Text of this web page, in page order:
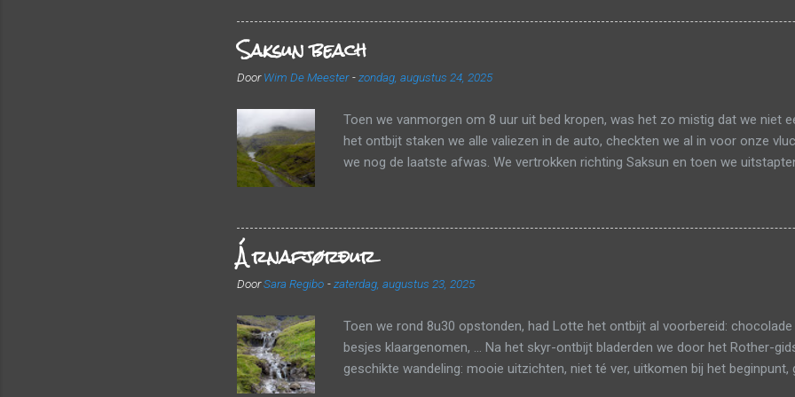
luchthaven bestaat uit één enkele terminal en er was één rij om aan te
valiezen waren verlost, gingen we nog magneten en een breiboek kopen en
vlot door de veiligheidscontrole. Het zicht was gelukkig goed genoeg om op
vertrekken. Nu ja, we hadden wel meer dan tijd genoeg in Parijs om de TGV te
Saksun beach
DoorWim De Meester -zondag, augustus 24, 2025
Toen we vanmorgen om 8 uur uit bed kropen, was het zo mistig dat we niet
het ontbijt staken we alle valiezen in de auto, checkten we al in voor onze
we nog de laatste afwas. We vertrokken richting Saksun en toen we
stenen. We liepen langs de rivier en het zicht was goed genoeg om links en
bergen te kunnen zien. In de verte zagen we het meer. Toen we dicht bij de
aangezien het bijna laagtij was, konden wij nog een hele eind verder
konden we nog een laatste keer genieten van de mooie uitzichten. Daarna
Árnafjørður
DoorSara Regibo -zaterdag, augustus 23, 2025
Toen we rond 8u30 opstonden, had Lotte het ontbijt al voorbereid: chocolade
besjes klaargenomen, ... Na het skyr-ontbijt bladerden we door het Rother-
geschikte wandeling: mooie uitzichten, niet té ver, uitkomen bij het beginpunt,